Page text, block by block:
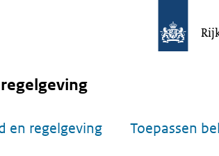
en regelgeving Toepassen